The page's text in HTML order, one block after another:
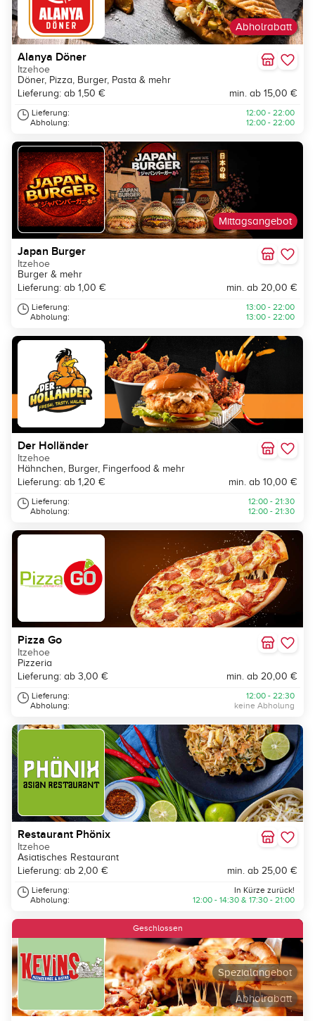
Abholrabatt
Alanya Döner
Itzehoe
Döner, Pizza, Burger, Pasta & mehr
Lieferung: ab 1,50 €
min. ab 15,00 €
Lieferung:
Abholung:
12:00 - 22:00
12:00 - 22:00
Mittagsangebot
Japan Burger
Itzehoe
Burger & mehr
Lieferung: ab 1,00 €
min. ab 20,00 €
Lieferung:
Abholung:
13:00 - 22:00
13:00 - 22:00
Der Holländer
Itzehoe
Hähnchen, Burger, Fingerfood & mehr
Lieferung: ab 1,20 €
min. ab 10,00 €
Lieferung:
Abholung:
12:00 - 21:30
12:00 - 21:30
Pizza Go
Itzehoe
Pizzeria
Lieferung: ab 3,00 €
min. ab 20,00 €
Lieferung:
Abholung:
12:00 - 22:30
keine Abholung
Restaurant Phönix
Itzehoe
Asiatisches Restaurant
Lieferung: ab 2,00 €
min. ab 25,00 €
Lieferung:
Abholung:
In Kürze zurück!
12:00 - 14:30 & 17:30 - 21:00
Abholrabatt
Spezialangebot
Geschlossen